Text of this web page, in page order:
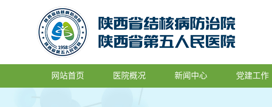
网站首页 医院概况 新闻中心 党建工作